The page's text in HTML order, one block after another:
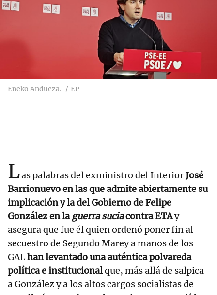
Eneko Andueza. EP
Las palabras del exministro del InteriorJosé
Barrionuevo en las que admite abiertamente su
implicación y la del Gobierno de Felipe
González en laguerra suciacontra ETAy
asegura que fue él quien ordenó poner fin al
secuestro de Segundo Marey a manos de los
GALhan levantado una auténtica polvareda
política e institucionalque, más allá de salpica
a González y a los altos cargos socialistas de